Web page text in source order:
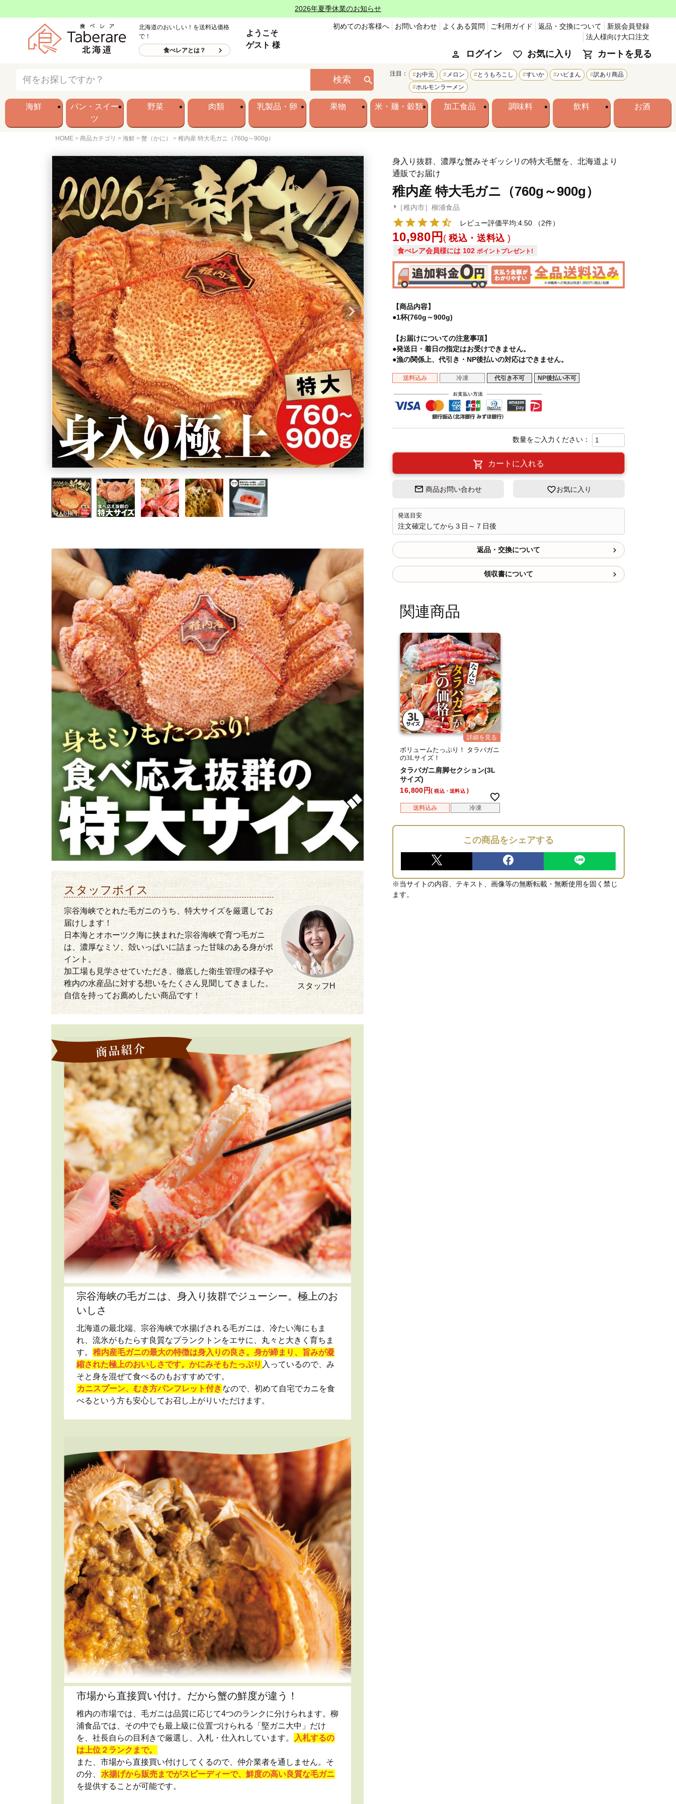
2026年夏季休業のお知らせ
北海道のおいしい！を送料込価格
で！
食べレアとは？
ようこそ
ゲスト 様
初めてのお客様へ お問い合わせ よくある質問 ご利用ガイド 返品・交換について
新規会員登録
法人様向け大口注文
ログイン お気に入り カートを見る
検索
注目： お中元 メロン とうもろこし すいか ハピまん
訳あり商品
ホルモンラーメン
海鮮
パン・スイー
ツ
野菜 肉類 乳製品・卵 果物 米・麺・穀類 加工食品 調味料 飲料 お酒
HOME 商品カテゴリ 海鮮 蟹（かに） 稚内産 特大毛ガニ（760g～900g）
身入り抜群、濃厚な蟹みそギッシリの特大毛蟹を、北海道より
通販でお届け
稚内産 特大毛ガニ（760g～900g）
［稚内市］柳浦食品
レビュー評価平均:4.50
（2件）
10,980 税込・送料込
食べレア会員様には 102 ポイントプレゼント!
【商品内容】
●1杯(760g～900g)
【お届けについての注意事項】
●発送日・着日の指定はお受けできません。
●漁の関係上、代引き・NP後払いの対応はできません。
送料込み 冷凍 代引き不可 NP後払い不可
カートに入れる
商品お問い合わせ お気に入り
発送目安
注文確定してから３日～７日後
返品・交換について
領収書について
関連商品
ボリュームたっぷり！ タラバガニ
の3Lサイズ！
タラバガニ肩脚セクション(3L
サイズ)
送料込み 冷凍
16,800 税込・送料込
この商品をシェアする
※当サイトの内容、テキスト、画像等の無断転載・無断使用を固く禁じ
ます。
スタッフボイス
宗谷海峡でとれた毛ガニのうち、特大サイズを厳選してお
届けします！
日本海とオホーツク海に挟まれた宗谷海峡で育つ毛ガニ
は、濃厚なミソ、殻いっぱいに詰まった甘味のある身がポ
イント。
加工場も見学させていただき、徹底した衛生管理の様子や
稚内の水産品に対する想いをたくさん見聞してきました。
自信を持ってお薦めしたい商品です！
スタッフH
宗谷海峡の毛ガニは、身入り抜群でジューシー。極上のお
いしさ
北海道の最北端、宗谷海峡で水揚げされる毛ガニは、冷たい海にもま
れ、流氷がもたらす良質なプランクトンをエサに、丸々と大きく育ちま
す。 稚内産毛ガニの最大の特徴は身入りの良さ。身が締まり、旨みが凝
縮された極上のおいしさです。かにみそもたっぷり 入っているので、み
そと身を混ぜて食べるのもおすすめです。
カニスプーン、むき方パンフレット付き なので、初めて自宅でカニを食
べるという方も安心してお召し上がりいただけます。
市場から直接買い付け。だから蟹の鮮度が違う！
稚内の市場では、毛ガニは品質に応じて4つのランクに分けられます。柳
浦食品では、その中でも最上級に位置づけられる「堅ガニ大中」だけ
を、社長自らの目利きで厳選し、入札・仕入れしています。
入札するの
は上位２ランクまで。
また、市場から直接買い付けしてくるので、仲介業者を通しません。そ
の分、
水揚げから販売までがスピーディーで、鮮度の高い良質な毛ガニ
を提供することが可能です。